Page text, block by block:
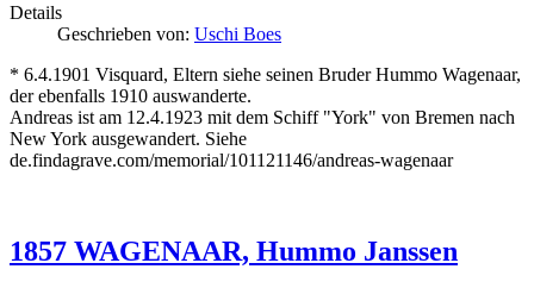
Details
Geschrieben von: Uschi Boes
* 6.4.1901 Visquard, Eltern siehe seinen Bruder Hummo Wagenaar,
der ebenfalls 1910 auswanderte.
Andreas ist am 12.4.1923 mit dem Schiff "York" von Bremen nach
New York ausgewandert. Siehe
de.findagrave.com/memorial/101121146/andreas-wagenaar
1857 WAGENAAR, Hummo Janssen